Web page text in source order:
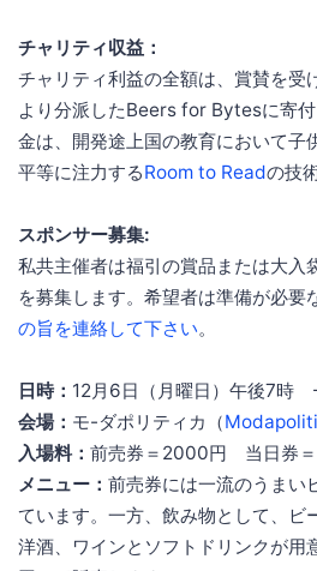
チャリティ収益：
チャリティ利益の全額は、賞賛を受
より分派したBeers for Bytesに寄
金は、開発途上国の教育において子
平等に注力するRoom to Readの技
スポンサー募集:
私共主催者は福引の賞品または大入
を募集します。希望者は準備が必要
の旨を連絡して下さい。
日時： 12月6日（月曜日）午後7
会場： モ-ダポリティカ（
入場料： 前売券＝2000円 当日券
メニュー： 前売券には一流のうまい
ています。一方、飲み物として、ビ
洋酒、ワインとソフトドリンクが用